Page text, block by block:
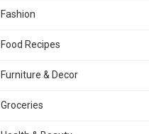
Fashion
Food Recipes
Furniture & Decor
Groceries